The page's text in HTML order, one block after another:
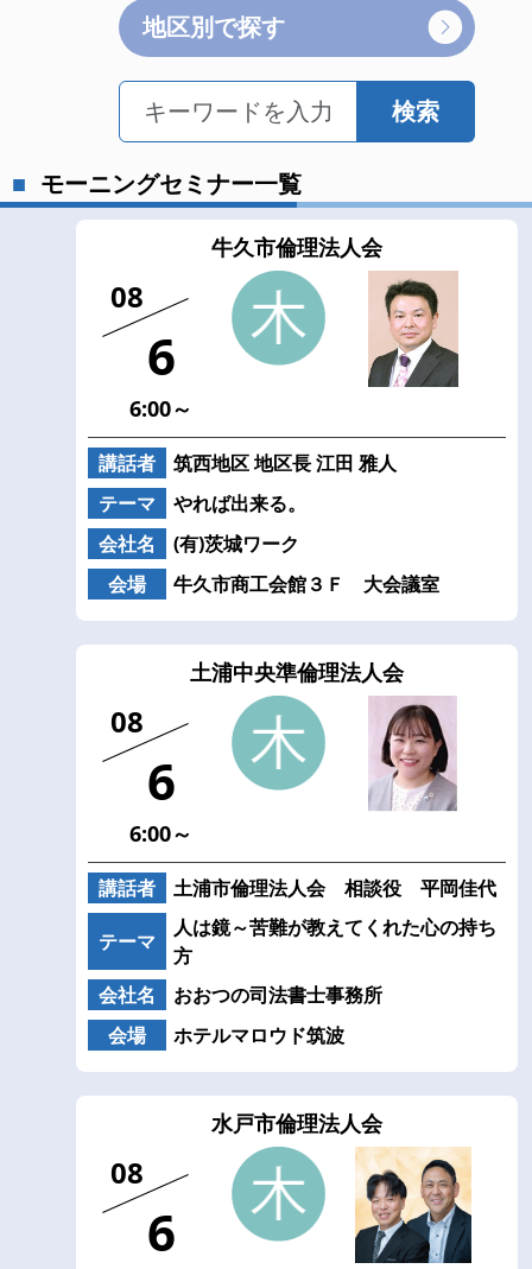
地区別で探す
検索
モーニングセミナー一覧
牛久市倫理法人会
08
6
6:00～
講話者
筑西地区 地区長 江田 雅人
テーマ
やれば出来る。
会社名
(有)茨城ワーク
会場
牛久市商工会館３Ｆ 大会議室
土浦中央準倫理法人会
08
6
6:00～
講話者 土浦市倫理法人会 相談役 平岡佳代
テーマ
人は鏡～苦難が教えてくれた心の持ち
方
会社名
おおつの司法書士事務所
会場
ホテルマロウド筑波
水戸市倫理法人会
08
6